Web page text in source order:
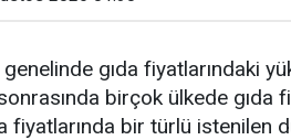
gıda fiyatlarındaki
birçok ülkede gıda
fiyatlarında bir türlü istenilen